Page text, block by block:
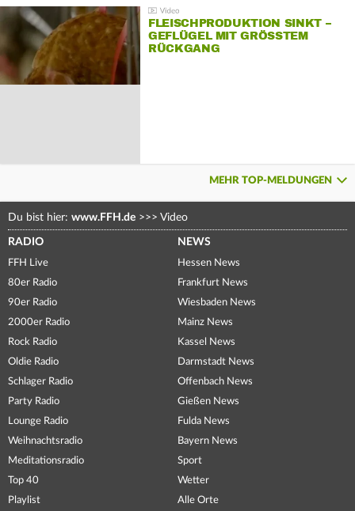
FLEISCHPRODUKTION SINKT –
GEFLÜGEL MIT GRÖSSTEM R
ÜCKGANG
MEHR TOP-MELDUNGEN
Du bist hier: www.FFH.de >>> Video
RADIO
FFH Live
80er Radio
90er Radio
2000er Radio
Rock Radio
Oldie Radio
Schlager Radio
Party Radio
Lounge Radio
Weihnachtsradio
Meditationsradio
Top 40
Playlist
NEWS
Hessen News
Frankfurt News
Wiesbaden News
Mainz News
Kassel News
Darmstadt News
Offenbach News
Gießen News
Fulda News
Bayern News
Sport
Wetter
Alle Orte